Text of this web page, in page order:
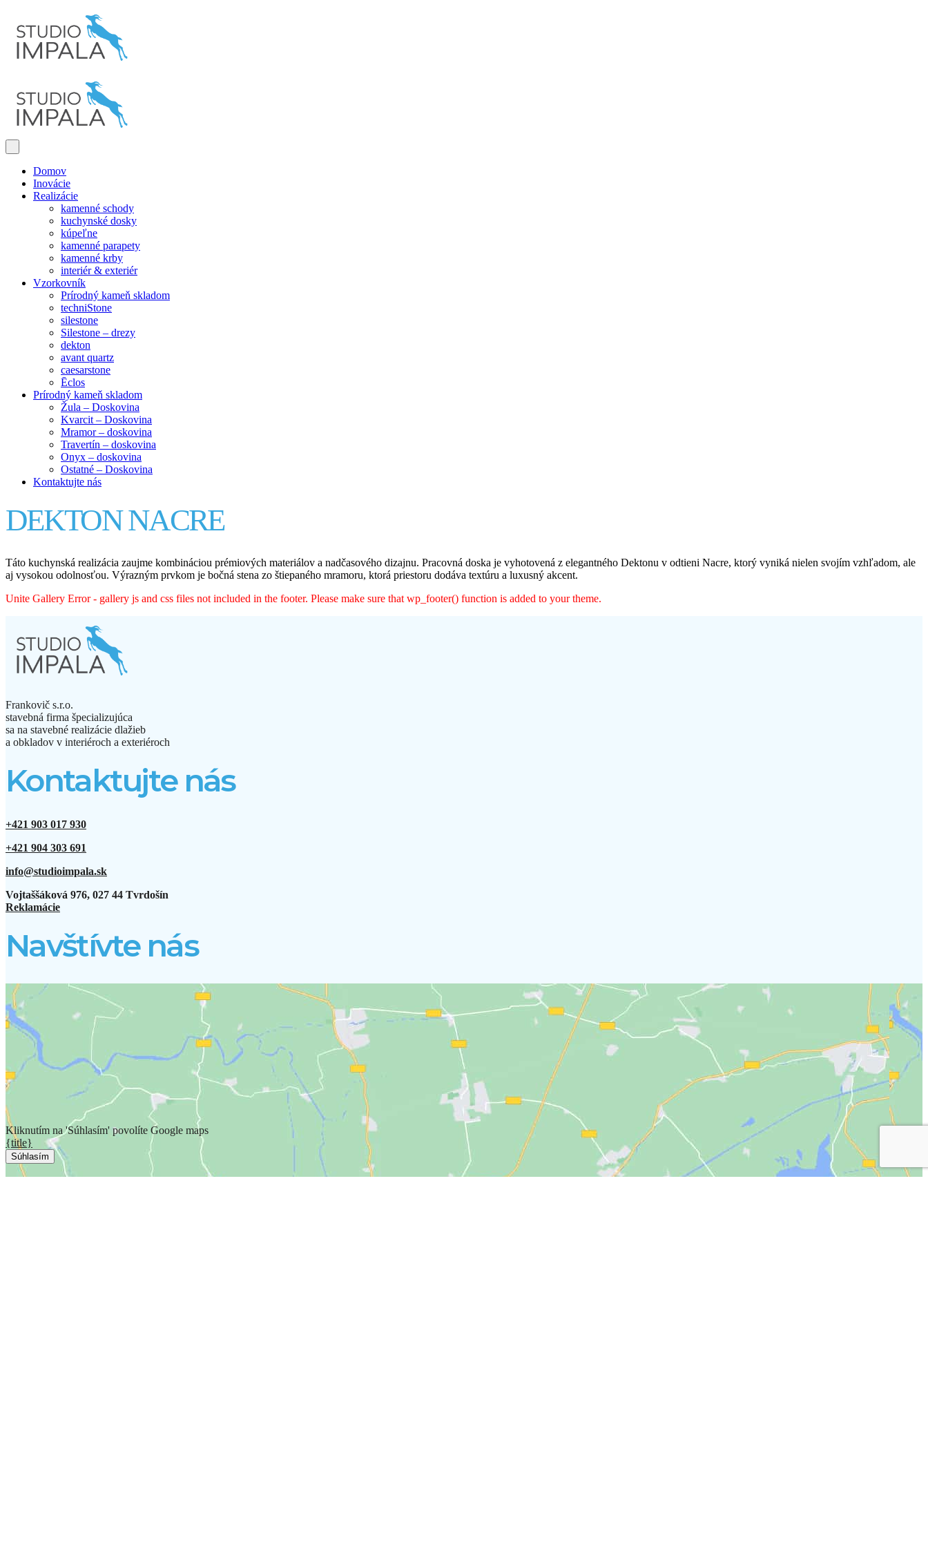
Domov
Inovácie
Realizácie
kamenné schody
kuchynské dosky
kúpeľne
kamenné parapety
kamenné krby
interiér & exteriér
Vzorkovník
Prírodný kameň skladom
techniStone
silestone
Silestone – drezy
dekton
avant quartz
caesarstone
Ēclos
Prírodný kameň skladom
Žula – Doskovina
Kvarcit – Doskovina
Mramor – doskovina
Travertín – doskovina
Onyx – doskovina
Ostatné – Doskovina
Kontaktujte nás
DEKTON NACRE
Táto kuchynská realizácia zaujme kombináciou prémiových materiálov a nadčasového dizajnu. Pracovná doska je vyhotovená z elegantného Dektonu v odtieni Nacre, ktorý vyniká nielen svojím vzhľadom, ale
aj vysokou odolnosťou. Výrazným prvkom je bočná stena zo štiepaného mramoru, ktorá priestoru dodáva textúru a luxusný akcent.
Unite Gallery Error - gallery js and css files not included in the footer. Please make sure that wp_footer() function is added to your theme.
Frankovič s.r.o.
stavebná firma špecializujúca
sa na stavebné realizácie dlažieb
a obkladov v interiéroch a exteriéroch
Kontaktujte nás
+421 903 017 930
+421 904 303 691
info@studioimpala.sk
Vojtaššáková 976, 027 44 Tvrdošín
Reklamácie
Navštívte nás
Kliknutím na 'Súhlasím' povolíte Google maps
{title}
Súhlasím